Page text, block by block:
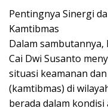
​Pentingnya Sinergi
Kamtibmas
​Dalam sambutannya,
Cai Dwi Susanto
situasi keamanan
(kamtibmas) di
berada dalam